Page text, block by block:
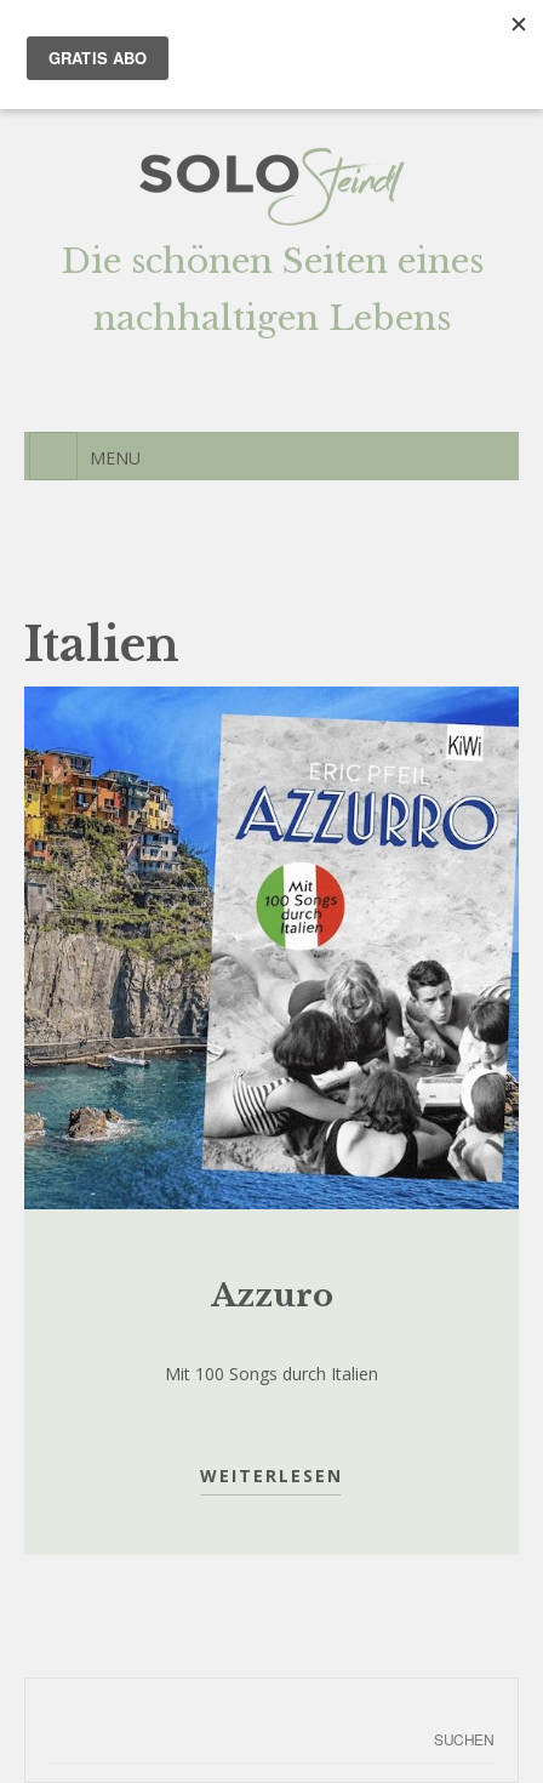
Team AGENTUR
Die schönen Seiten eines
nachhaltigen Lebens
MENU
Italien
Azzuro
Mit 100 Songs durch Italien
WEITERLESEN